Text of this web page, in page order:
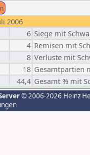
2006
6 Siege mit
4 Remisen mit
8 Verluste mit
18 Gesamtpartien
44,4 Gesamt % mit
© 2006-2026 Heinz